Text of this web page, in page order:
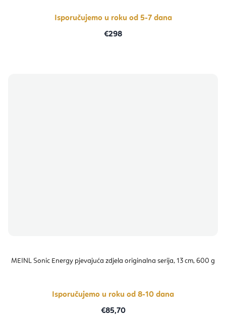
zvjezdica.
Isporučujemo u roku od 5-7 dana
€298
MEINL Sonic Energy pjevajuća zdjela originalna serija, 13 cm, 600 g
Isporučujemo u roku od 8-10 dana
€85,70